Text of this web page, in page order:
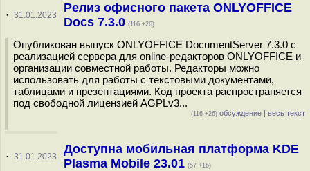
· 31.01.2023
Релиз офисного пакета ONLYOFFICE
Docs 7.3.0 (116 +26)
Опубликован выпуск ONLYOFFICE DocumentServer 7.3.0 с
реализацией сервера для online-редакторов ONLYOFFICE и
организации совместной работы. Редакторы можно
использовать для работы с текстовыми документами,
таблицами и презентациями. Код проекта распространяется
под свободной лицензией AGPLv3...
(116 +26) обсуждение | весь текст
· 31.01.2023
Доступна мобильная платформа KDE
Plasma Mobile 23.01 (57 +16)